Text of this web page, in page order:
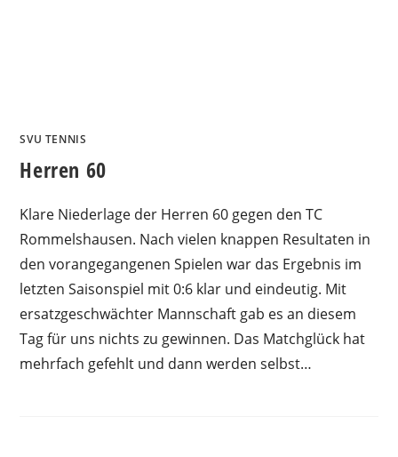
SVU TENNIS
Herren 60
Klare Niederlage der Herren 60 gegen den TC
Rommelshausen. Nach vielen knappen Resultaten in
den vorangegangenen Spielen war das Ergebnis im
letzten Saisonspiel mit 0:6 klar und eindeutig. Mit
ersatzgeschwächter Mannschaft gab es an diesem
Tag für uns nichts zu gewinnen. Das Matchglück hat
mehrfach gefehlt und dann werden selbst…